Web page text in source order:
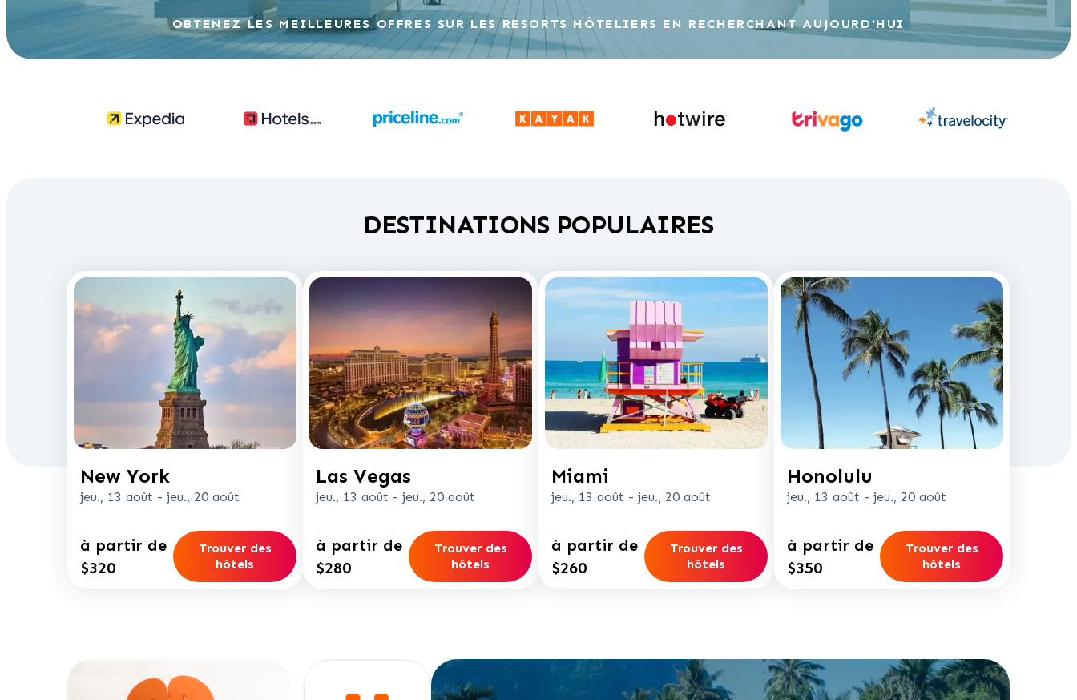
OBTENEZ LES MEILLEURES OFFRES SUR LES RESORTS HÔTELIERS EN RECHERCHANT AUJOURD'HUI
DESTINATIONS POPULAIRES
New York
jeu., 13 août - jeu., 20 août
à partir de
$320
Trouver des
hôtels
Las Vegas
jeu., 13 août - jeu., 20 août
à partir de
$280
Trouver des
hôtels
Miami
jeu., 13 août - jeu., 20 août
à partir de
$260
Trouver des
hôtels
Honolulu
jeu., 13 août - jeu., 20 août
à partir de
$350
Trouver des
hôtels